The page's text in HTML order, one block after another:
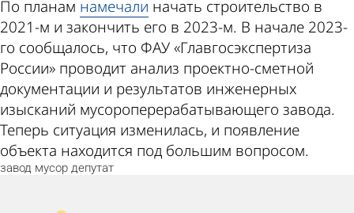
По планам намечали начать строительство в
2021-м и закончить его в 2023-м. В начале 2023-
го сообщалось, что ФАУ «Главгосэкспертиза
России» проводит анализ проектно-сметной
документации и результатов инженерных
изысканий мусороперерабатывающего завода.
Теперь ситуация изменилась, и появление
объекта находится под большим вопросом.
завод мусор депутат